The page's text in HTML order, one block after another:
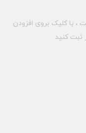
با کلیک بروی افزودن
ثبت کنید